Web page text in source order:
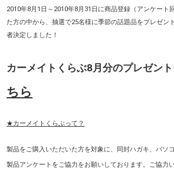
2010年8月1日～2010年8月31日に商品登録（アンケート
た方の中から、抽選で25名様に季節の話題品をプレゼン
者決定しました！
カーメイトくらぶ8月分のプレゼン
ちら
★カーメイトくらぶって？
製品をご購入いただいた方を対象に、同封ハガキ、パソ
製品アンケートをご協力をお願いしております。ご協力